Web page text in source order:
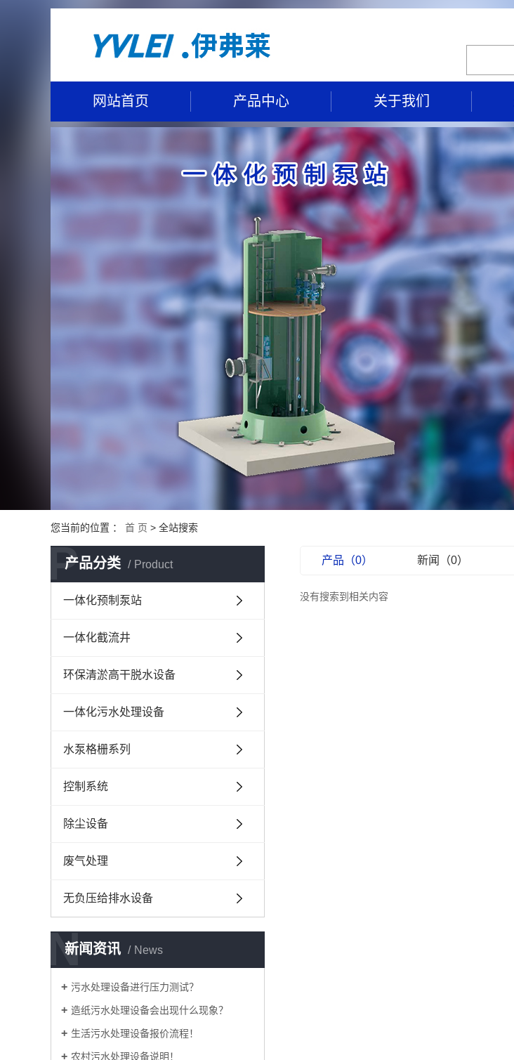
网站首页 产品中心 关于我们
您当前的位置 ： 首 页 > 全站搜索
产品分类 Product
P
一体化预制泵站
一体化截流井
环保清淤高干脱水设备
一体化污水处理设备
水泵格栅系列
控制系统
除尘设备
废气处理
无负压给排水设备
新闻资讯 News
N
污水处理设备进行压力测试？
造纸污水处理设备会出现什么现象？
生活污水处理设备报价流程！
农村污水处理设备说明！
产品（0） 新闻（0）
没有搜索到相关内容